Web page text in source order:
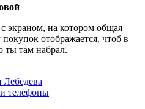
экраном, на котором общая
отображается, чтоб в
ты там набрал.
и телефоны